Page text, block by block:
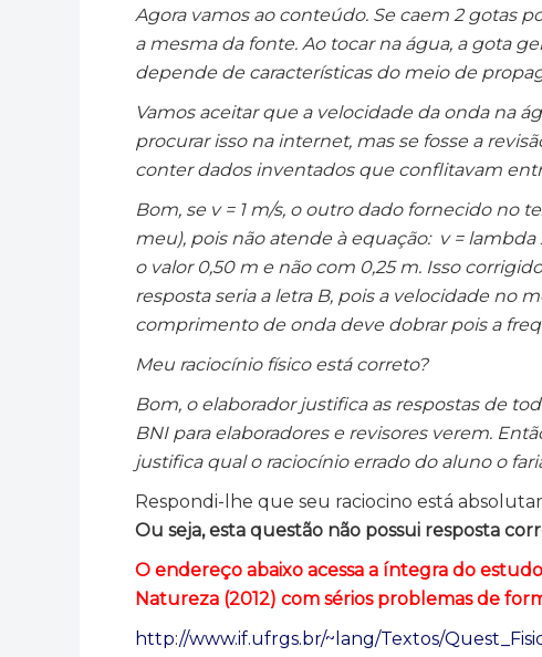
Agora vamos ao conteúdo. Se caem 2 gotas
a mesma da fonte. Ao tocar na água, a gota
depende de características do meio de
Vamos aceitar que a velocidade da onda na
procurar isso na internet, mas se fosse a
conter dados inventados que conflitavam
Bom, se v = 1 m/s, o outro dado fornecido no
meu), pois não atende à equação: v =
o valor 0,50 m e não com 0,25 m. Isso
resposta seria a letra B, pois a velocidade no
comprimento de onda deve dobrar pois a
Meu raciocínio físico está correto?
Bom, o elaborador justifica as respostas de
BNI para elaboradores e revisores verem.
justifica qual o raciocínio errado do aluno o
Respondi-lhe que seu raciocino está
Ou seja, esta questão não possui resposta
O endereço abaixo acessa a íntegra do
Natureza (2012) com sérios problemas de
http://www.if.ufrgs.br/~lang/Textos/